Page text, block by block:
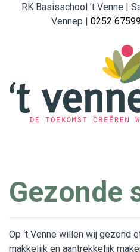
RK Basisschool 't Venne |
Vennep | 0252
Home
De school
Referenties
Gezonde
Op ‘t Venne willen wij gezond
makkelijk en aantrekkelijk